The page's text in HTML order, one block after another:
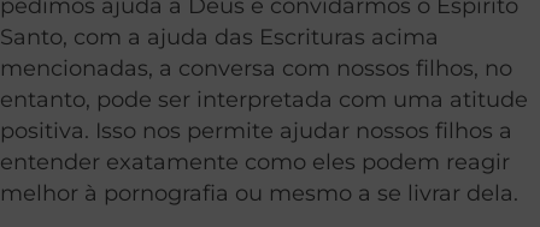
Santo, com a ajuda das Escrituras acima
mencionadas, a conversa com nossos filhos, no
entanto, pode ser interpretada com uma atitude
positiva. Isso nos permite ajudar nossos filhos a
entender exatamente como eles podem reagir
melhor à pornografia ou mesmo a se livrar dela.